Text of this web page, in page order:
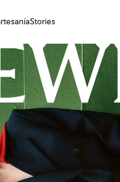
Stories